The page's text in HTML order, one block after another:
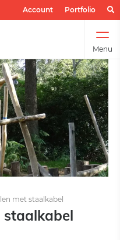
Account Portfolio
Menu
met staalkabel
staalkabel